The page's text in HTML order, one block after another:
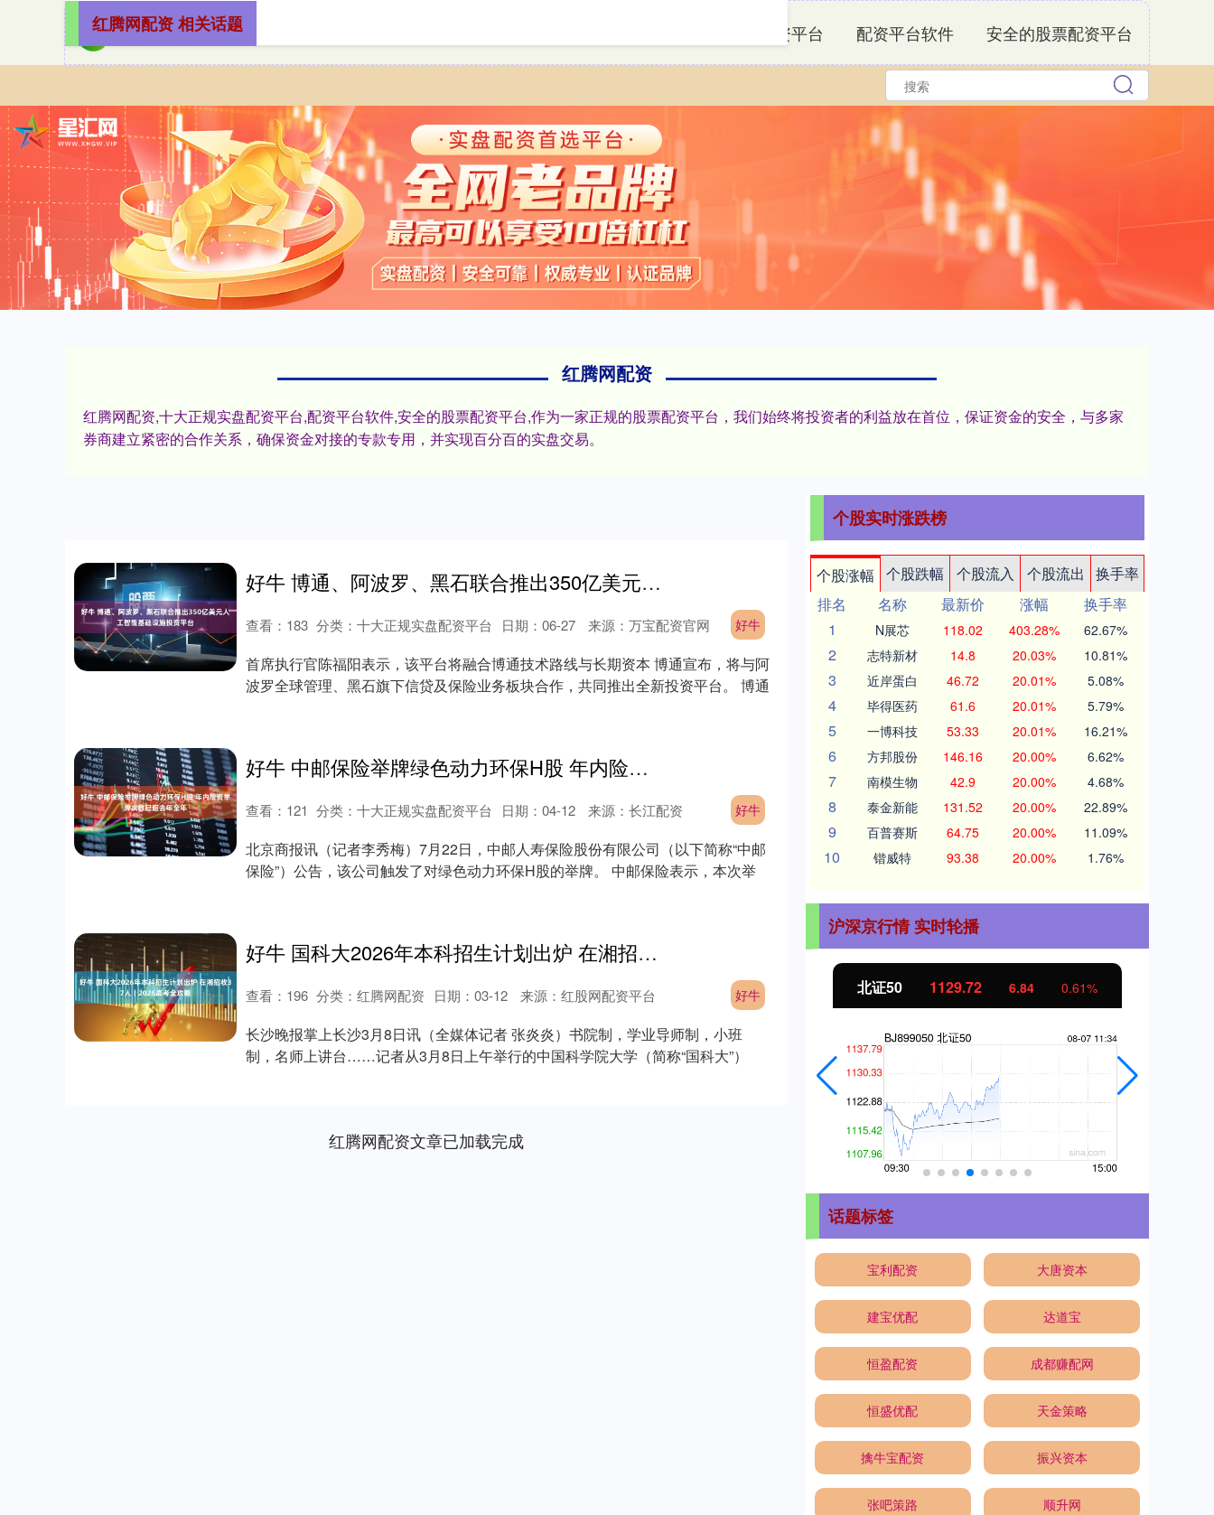
十大正规实盘配资平台 配资平台软件 安全的股票配资平台
红腾网配资
红腾网配资,十大正规实盘配资平台,配资平台软件,安全的股票配资平台,作为一家正规的股票配资平台，我们始终将投资者的利益放在首位，保证资金的安全，与多家
券商建立紧密的合作关系，确保资金对接的专款专用，并实现百分百的实盘交易。
红腾网配资 相关话题
好牛 博通、阿波罗、黑石联合推出350亿美元人工智能基础设施投资平台
好牛
日期：06-27 来源：万宝配资官网
查看： 183 分类： 十大正规实盘配资平台
首席执行官陈福阳表示，该平台将融合博通技术路线与长期资本 博通宣布，将与阿
波罗全球管理、黑石旗下信贷及保险业务板块合作，共同推出全新投资平台。 博通
好牛 中邮保险举牌绿色动力环保H股 年内险资举牌次数已超去年全年
好牛
日期：04-12 来源：长江配资
查看： 121 分类： 十大正规实盘配资平台
北京商报讯（记者李秀梅）7月22日，中邮人寿保险股份有限公司（以下简称“中邮
保险”）公告，该公司触发了对绿色动力环保H股的举牌。 中邮保险表示，本次举
好牛 国科大2026年本科招生计划出炉 在湘招收37人丨2026高考全攻略
好牛
日期：03-12 来源：红股网配资平台
查看： 196 分类： 红腾网配资
长沙晚报掌上长沙3月8日讯（全媒体记者 张炎炎）书院制，学业导师制，小班
制，名师上讲台……记者从3月8日上午举行的中国科学院大学（简称“国科大”）
红腾网配资文章已加载完成
个股实时涨跌榜
个股涨幅 个股跌幅 个股流入 个股流出
换手率
排名
名称 最新价 涨幅
换手率
1
N展芯 118.02 403.28% 62.67%
2 志特新材 14.8 20.03% 10.81%
3 近岸蛋白 46.72 20.01% 5.08%
4 毕得医药 61.6 20.01% 5.79%
5 一博科技 53.33 20.01% 16.21%
6 方邦股份 146.16 20.00% 6.62%
7 南模生物 42.9 20.00% 4.68%
8 泰金新能 131.52 20.00% 22.89%
9 百普赛斯 64.75 20.00% 11.09%
10 锴威特 93.38 20.00% 1.76%
沪深京行情 实时轮播
深证成指 14295.08 184.96 1.31% 沪深300 4689.96 0.83% 北证50 1129.72 6.84 0.61%
话题标签
宝利配资 大唐资本
建宝优配 达道宝
恒盈配资 成都赚配网
恒盛优配 天金策略
擒牛宝配资 振兴资本
张吧策路 顺升网